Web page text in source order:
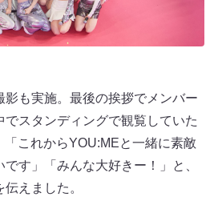
も実施。最後の挨拶でメンバー
スタンディングで観覧していた
これからYOU:MEと一緒に素敵
す」「みんな大好きー！」と、
えました。